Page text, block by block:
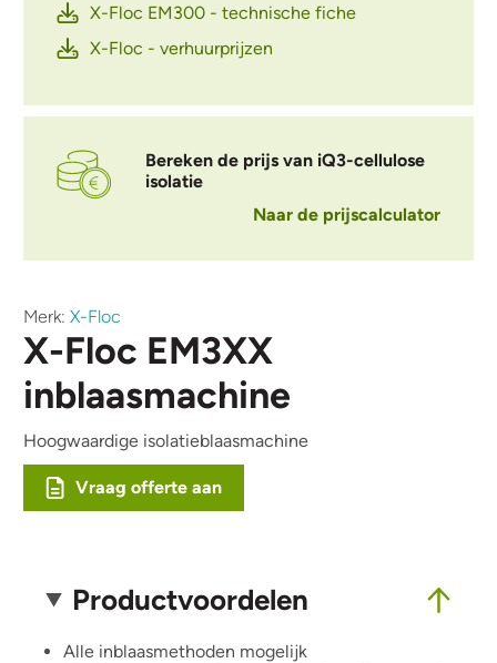
X-Floc EM300 - technische fiche
X-Floc - verhuurprijzen
Bereken de prijs van iQ3-cellulose
isolatie
Naar de prijscalculator
Merk:X-Floc
X-Floc EM3XX
inblaasmachine
Hoogwaardige isolatieblaasmachine
Vraag offerte aan
Productvoordelen
Alle inblaasmethoden mogelijk